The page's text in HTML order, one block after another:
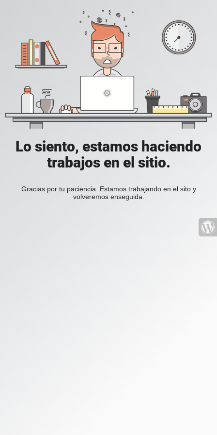
Lo siento, estamos haciendo
trabajos en el sitio.
Gracias por tu paciencia. Estamos trabajando en el sito y
volveremos enseguida.